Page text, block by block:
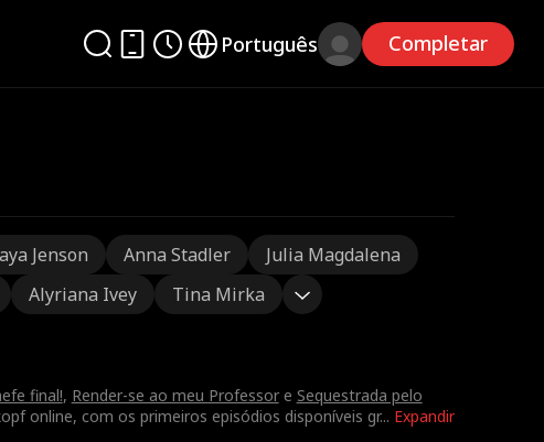
Português Completar
Jenson Anna Stadler
Julia Magdalena
Alyriana Ivey Tina Mirka
Expandir
final!, Render-se ao meu Professore Sequestrada pelo
online, com os primeiros episódios disponíveis gr...